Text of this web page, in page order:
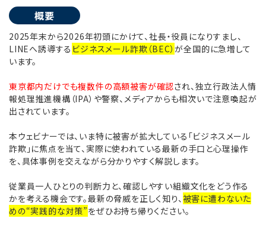
概要
2025年末から2026年初頭にかけて、社長・役員になりすまし、
LINEへ誘導する ビジネスメール詐欺（BEC）が全国的に急増して
います。
東京都内だけでも複数件の高額被害が確認され、独立行政法人情
報処理推進機構（IPA）や警察、メディアからも相次いで注意喚起が
出されています。
本ウェビナーでは、いま特に被害が拡大している「ビジネスメール
詐欺」に焦点を当て、実際に使われている最新の手口と心理操作
を、具体事例を交えながら分かりやすく解説します。
従業員一人ひとりの判断力と、確認しやすい組織文化をどう作る
かを考える機会です。最新の脅威を正しく知り、 被害に遭わないた
めの“実践的な対策”をぜひお持ち帰りください。